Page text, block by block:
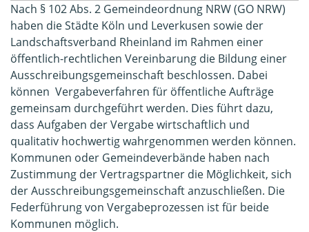
Nach § 102 Abs. 2 Gemeindeordnung NRW (GO NRW)
haben die Städte Köln und Leverkusen sowie der
Landschaftsverband Rheinland im Rahmen einer
öffentlich-rechtlichen Vereinbarung die Bildung einer
Ausschreibungsgemeinschaft beschlossen. Dabei
können Vergabeverfahren für öffentliche Aufträge
gemeinsam durchgeführt werden. Dies führt dazu,
dass Aufgaben der Vergabe wirtschaftlich und
qualitativ hochwertig wahrgenommen werden können.
Kommunen oder Gemeindeverbände haben nach
Zustimmung der Vertragspartner die Möglichkeit, sich
der Ausschreibungsgemeinschaft anzuschließen. Die
Federführung von Vergabeprozessen ist für beide
Kommunen möglich.